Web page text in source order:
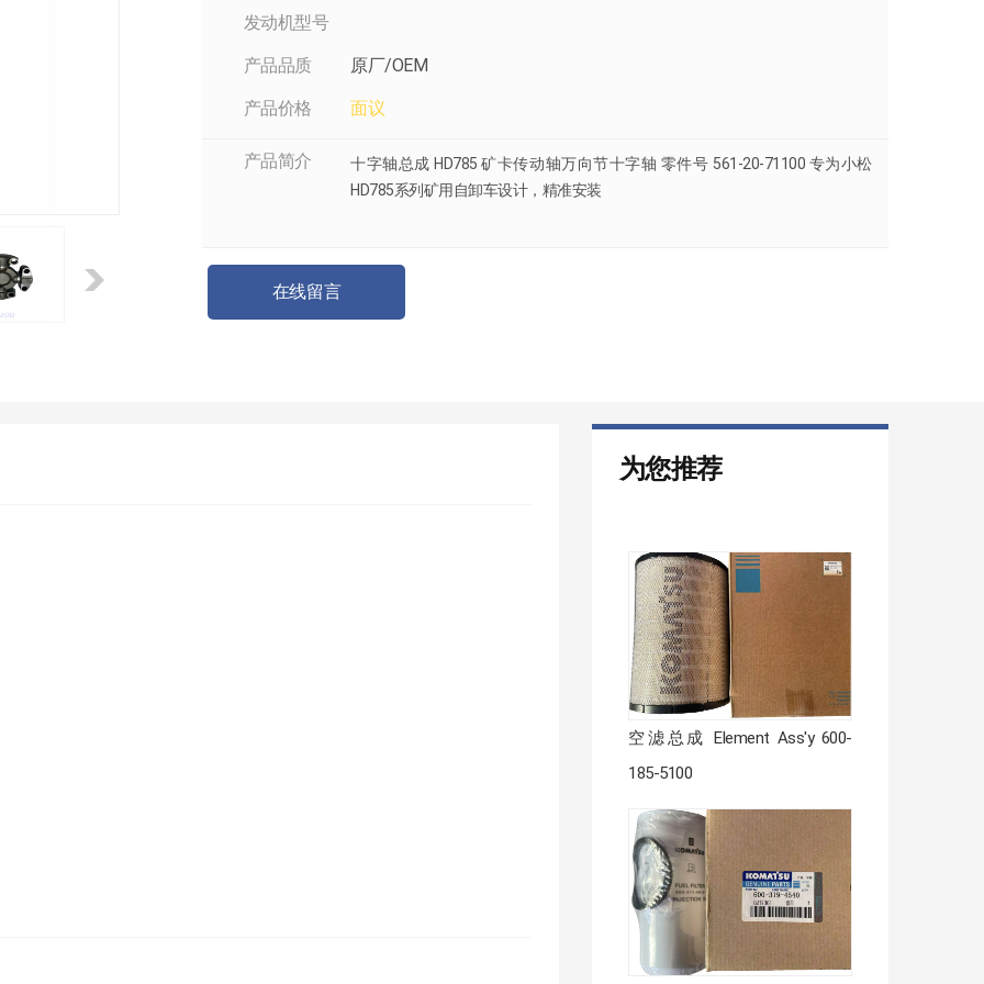
发动机型号
产品品质 原厂/OEM
产品价格 面议
产品简介
十字轴总成 HD785 矿卡传动轴万向节十字轴 零件号 561-20-71100 专为小松
HD785系列矿用自卸车设计，精准安装
在线留言
为您推荐
空滤总成 Element Ass'y 600-
185-5100